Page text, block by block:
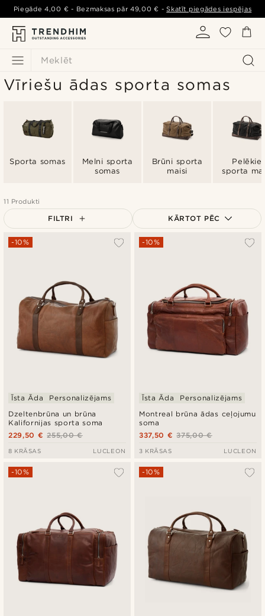
Meklēt
Piegāde4,00 € - Bezmaksas pār49,00 € -Skatīt piegādes iespējas
Vīriešu ādas sporta somas
Sporta somas
Melni sporta
somas
Brūni sporta
maisi
Pelēkie
sporta
11 Produkti
FILTRI KĀRTOT PĒC
Vispopulārākais
Augstākā cena
Dzeltenbrūna un brūna
Kalifornijas sporta soma
-10%
Īsta Āda Personalizējams
255,00 €
229,50 €
8 KRĀSAS LUCLEON
Montreal brūna ādas ceļojumu
soma
-10%
Īsta Āda Personalizējams
375,00 €
337,50 €
3 KRĀSAS LUCLEON
-10% -10%